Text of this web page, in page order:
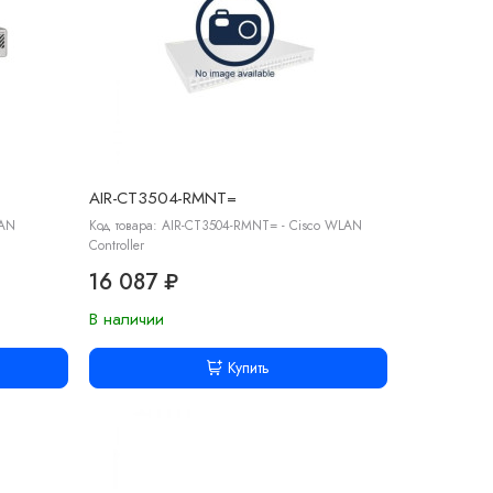
AIR-CT3504-RMNT=
Код товара: AIR-CT3504-RMNT= - Cisco WLAN
Controller
16 087 ₽
В наличии
Купить